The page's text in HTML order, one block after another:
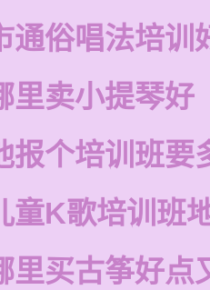
通俗唱法培训
里卖小提琴好
报个培训班要
童K歌培训班
里买古筝好点